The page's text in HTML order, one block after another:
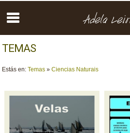
TEMAS
Estás en: Temas »Ciencias Naturais